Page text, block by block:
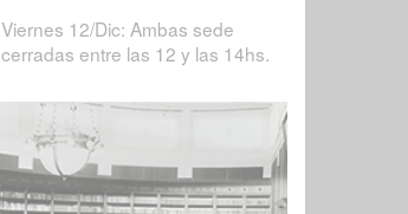
Viernes 12/Dic: Ambas sede
cerradas entre las 12 y las 14hs.